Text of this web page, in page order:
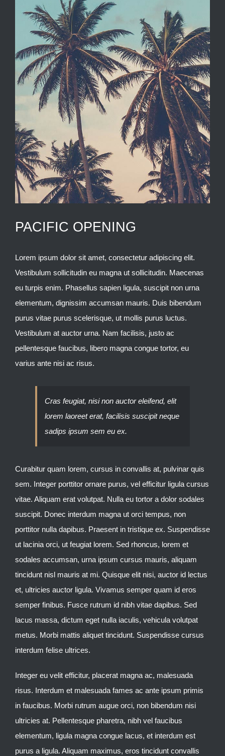
PACIFIC OPENING
Lorem ipsum dolor sit amet, consectetur adipiscing elit.
Vestibulum sollicitudin eu magna ut sollicitudin. Maecenas
eu turpis enim. Phasellus sapien ligula, suscipit non urna
elementum, dignissim accumsan mauris. Duis bibendum
purus vitae purus scelerisque, ut mollis purus luctus.
Vestibulum at auctor urna. Nam facilisis, justo ac
pellentesque faucibus, libero magna congue tortor, eu
varius ante nisi ac risus.
Cras feugiat, nisi non auctor eleifend, elit
lorem laoreet erat, facilisis suscipit neque
sadips ipsum sem eu ex.
Curabitur quam lorem, cursus in convallis at, pulvinar quis
sem. Integer porttitor ornare purus, vel efficitur ligula cursus
vitae. Aliquam erat volutpat. Nulla eu tortor a dolor sodales
suscipit. Donec interdum magna ut orci tempus, non
porttitor nulla dapibus. Praesent in tristique ex. Suspendisse
ut lacinia orci, ut feugiat lorem. Sed rhoncus, lorem et
sodales accumsan, urna ipsum cursus mauris, aliquam
tincidunt nisl mauris at mi. Quisque elit nisi, auctor id lectus
et, ultricies auctor ligula. Vivamus semper quam id eros
semper finibus. Fusce rutrum id nibh vitae dapibus. Sed
lacus massa, dictum eget nulla iaculis, vehicula volutpat
metus. Morbi mattis aliquet tincidunt. Suspendisse cursus
interdum felise ultrices.
Integer eu velit efficitur, placerat magna ac, malesuada
risus. Interdum et malesuada fames ac ante ipsum primis
in faucibus. Morbi rutrum augue orci, non bibendum nisi
ultricies at. Pellentesque pharetra, nibh vel faucibus
elementum, ligula magna congue lacus, et interdum est
purus a ligula. Aliquam maximus, eros tincidunt convallis